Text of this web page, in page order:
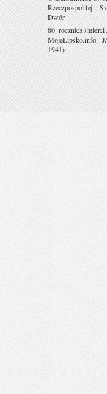
Rzeczpospolitej –
Dwór
80. rocznica
MojeLipsko.info-
1941)